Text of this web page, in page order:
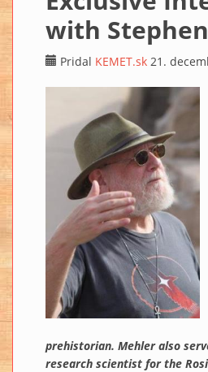
with
Pridal KEMET.sk 21.
prehistorian. Mehler also
research scientist for the